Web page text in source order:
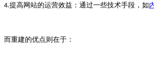
4.提高网站的运营效益：通过一些技术手段，如
而重建的优点则在于：